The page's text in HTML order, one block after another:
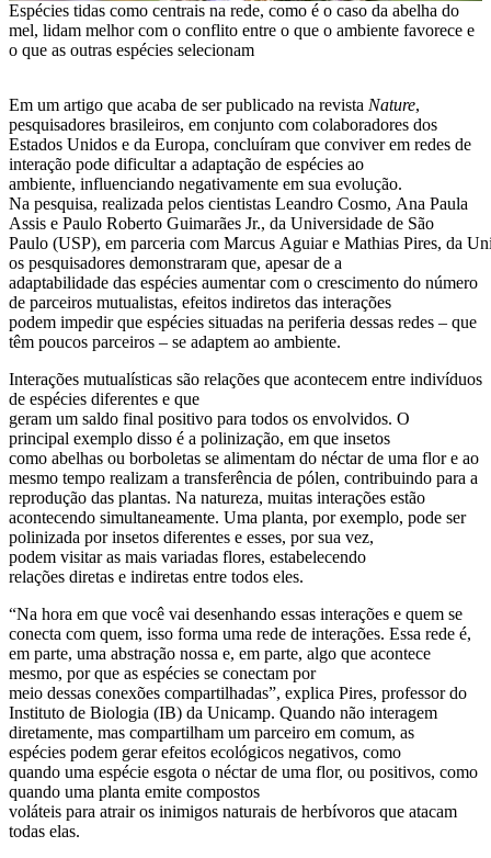
Espécies tidas como centrais na rede, como é o caso da abelha do
mel, lidam melhor com o conflito entre o que o ambiente favorece e
o que as outras espécies selecionam
Em um artigo que acaba de ser publicado na revista Nature,
pesquisadores brasileiros, em conjunto com colaboradores dos
Estados Unidos e da Europa, concluíram que conviver em redes de
interação pode dificultar a adaptação de espécies ao
ambiente, influenciando negativamente em sua evolução.
Na pesquisa, realizada pelos cientistas Leandro Cosmo, Ana Paula
Assis e Paulo Roberto Guimarães Jr., da Universidade de São
Paulo (USP), em parceria com Marcus Aguiar e Mathias Pires, da
os pesquisadores demonstraram que, apesar de a
adaptabilidade das espécies aumentar com o crescimento do número
de parceiros mutualistas, efeitos indiretos das interações
podem impedir que espécies situadas na periferia dessas redes – que
têm poucos parceiros – se adaptem ao ambiente.
Interações mutualísticas são relações que acontecem entre indivíduos
de espécies diferentes e que
geram um saldo final positivo para todos os envolvidos. O
principal exemplo disso é a polinização, em que insetos
como abelhas ou borboletas se alimentam do néctar de uma flor e ao
mesmo tempo realizam a transferência de pólen, contribuindo para a
reprodução das plantas. Na natureza, muitas interações estão
acontecendo simultaneamente. Uma planta, por exemplo, pode ser
polinizada por insetos diferentes e esses, por sua vez,
podem visitar as mais variadas flores, estabelecendo
relações diretas e indiretas entre todos eles.
“Na hora em que você vai desenhando essas interações e quem se
conecta com quem, isso forma uma rede de interações. Essa rede é,
em parte, uma abstração nossa e, em parte, algo que acontece
mesmo, por que as espécies se conectam por
meio dessas conexões compartilhadas”, explica Pires, professor do
Instituto de Biologia (IB) da Unicamp. Quando não interagem
diretamente, mas compartilham um parceiro em comum, as
espécies podem gerar efeitos ecológicos negativos, como
quando uma espécie esgota o néctar de uma flor, ou positivos, como
quando uma planta emite compostos
voláteis para atrair os inimigos naturais de herbívoros que atacam
todas elas.